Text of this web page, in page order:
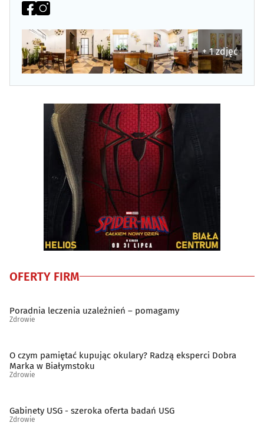
Endokrynologia
Farmaceutyka - hurt(5)
Foniatria(9)
Gastrologia(8)
(3)
Ginekologia, położnictwo(46)
(6)
Hepatologia(7)
Implantologia(15)
Interna (interniści)(13)
Laboratoria analityczne
+ 1 zdjęć
OFERTY FIRM
Poradnia leczenia uzależnień – pomagamy
Zdrowie
O czym pamiętać kupując okulary? Radzą eksperci Dobra
Marka w Białymstoku
Zdrowie
Gabinety USG - szeroka oferta badań USG
Zdrowie